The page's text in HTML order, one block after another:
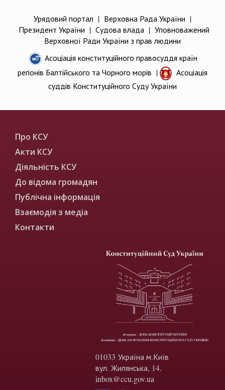
Урядовий портал | Верховна Рада України |
Президент України | Судова влада| Уповноважений
Верховної Ради України з прав людини
Асоціація конституційного правосуддя країн
регіонів Балтійського та Чорного морів |
Асоціація
суддів Конституційного Суду України
Про КСУ
Акти КСУ
Діяльність КСУ
До відома громадян
Публічна інформація
Взаємодія з медіа
Контакти
01033 Україна м.Київ
вул. Жилянська, 14.
inbox@ccu.gov.ua